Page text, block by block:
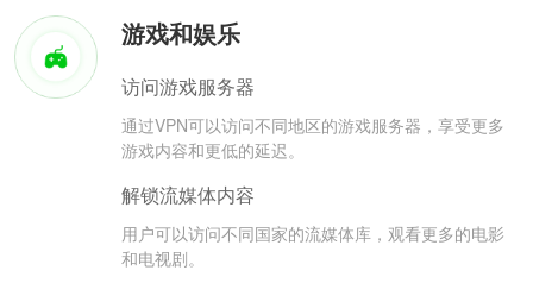
游戏和娱乐
访问游戏服务器
通过VPN可以访问不同地区的游戏服务器，享受更多
游戏内容和更低的延迟。
解锁流媒体内容
用户可以访问不同国家的流媒体库，观看更多的电影
和电视剧。